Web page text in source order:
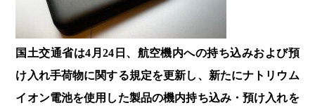
国土交通省は4月24日、航空機内への持ち込みおよび預
け入れ手荷物に関する規定を更新し、新たにナトリウム
イオン電池を使用した製品の機内持ち込み・預け入れを